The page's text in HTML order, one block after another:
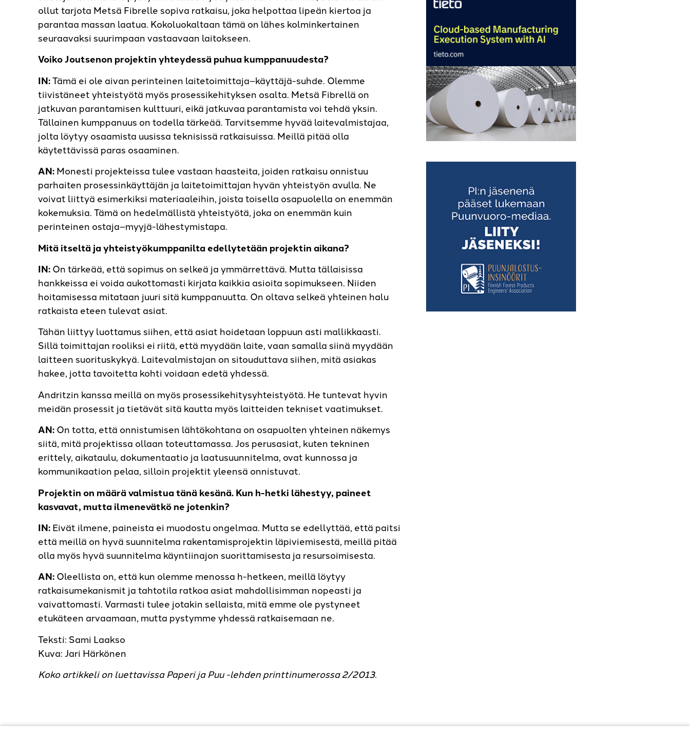
ollut tarjota Metsä Fibrelle sopiva ratkaisu, joka helpottaa lipeän kiertoa ja
parantaa massan laatua. Kokoluokaltaan tämä on lähes kolminkertainen
seuraavaksi suurimpaan vastaavaan laitokseen.
Voiko Joutsenon projektin yhteydessä puhua kumppanuudesta?
IN:Tämä ei ole aivan perinteinen laitetoimittaja–käyttäjä-suhde. Olemme
tiivistäneet yhteistyötä myös prosessikehityksen osalta. Metsä Fibrellä on
jatkuvan parantamisen kulttuuri, eikä jatkuvaa parantamista voi tehdä yksin.
Tällainen kumppanuus on todella tärkeää. Tarvitsemme hyvää laitevalmistajaa,
jolta löytyy osaamista uusissa teknisissä ratkaisuissa. Meillä pitää olla
käytettävissä paras osaaminen.
AN:Monesti projekteissa tulee vastaan haasteita, joiden ratkaisu onnistuu
parhaiten prosessinkäyttäjän ja laitetoimittajan hyvän yhteistyön avulla. Ne
voivat liittyä esimerkiksi materiaaleihin, joista toisella osapuolella on enemmän
kokemuksia. Tämä on hedelmällistä yhteistyötä, joka on enemmän kuin
perinteinen ostaja–myyjä-lähestymistapa.
Mitä itseltä ja yhteistyökumppanilta edellytetään projektin aikana?
IN:On tärkeää, että sopimus on selkeä ja ymmärrettävä. Mutta tällaisissa
hankkeissa ei voida aukottomasti kirjata kaikkia asioita sopimukseen. Niiden
hoitamisessa mitataan juuri sitä kumppanuutta. On oltava selkeä yhteinen halu
ratkaista eteen tulevat asiat.
Tähän liittyy luottamus siihen, että asiat hoidetaan loppuun asti mallikkaasti.
Sillä toimittajan rooliksi ei riitä, että myydään laite, vaan samalla siinä myydään
laitteen suorituskykyä. Laitevalmistajan on sitouduttava siihen, mitä asiakas
hakee, jotta tavoitetta kohti voidaan edetä yhdessä.
Andritzin kanssa meillä on myös prosessikehitysyhteistyötä. He tuntevat hyvin
meidän prosessit ja tietävät sitä kautta myös laitteiden tekniset vaatimukset.
AN:On totta, että onnistumisen lähtökohtana on osapuolten yhteinen näkemys
siitä, mitä projektissa ollaan toteuttamassa. Jos perusasiat, kuten tekninen
erittely, aikataulu, dokumentaatio ja laatusuunnitelma, ovat kunnossa ja
kommunikaation pelaa, silloin projektit yleensä onnistuvat.
Projektin on määrä valmistua tänä kesänä. Kun h-hetki lähestyy, paineet
kasvavat, mutta ilmenevätkö ne jotenkin?
IN:Eivät ilmene, paineista ei muodostu ongelmaa. Mutta se edellyttää, että paitsi
että meillä on hyvä suunnitelma rakentamisprojektin läpiviemisestä, meillä pitää
olla myös hyvä suunnitelma käyntiinajon suorittamisesta ja resursoimisesta.
AN:Oleellista on, että kun olemme menossa h-hetkeen, meillä löytyy
ratkaisumekanismit ja tahtotila ratkoa asiat mahdollisimman nopeasti ja
vaivattomasti. Varmasti tulee jotakin sellaista, mitä emme ole pystyneet
etukäteen arvaamaan, mutta pystymme yhdessä ratkaisemaan ne.
Teksti: Sami Laakso
Kuva: Jari Härkönen
Koko artikkeli on luettavissa Paperi ja Puu -lehden printtinumerossa 2/2013.